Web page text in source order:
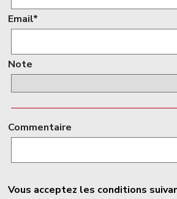
Email*
Note
Commentaire
Vous acceptez les conditions